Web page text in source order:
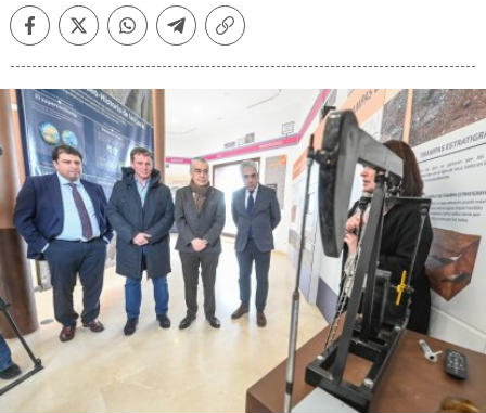
FacebookTwitterWhatsappTelegramCopiar